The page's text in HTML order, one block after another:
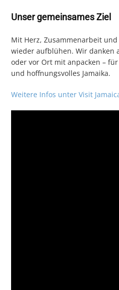
Unser gemeinsames Ziel
Mit Herz, Zusammenarbeit
wieder aufblühen. Wir danken
oder vor Ort mit anpacken –
und hoffnungsvolles Jamaika.
Weitere Infos unter Visit